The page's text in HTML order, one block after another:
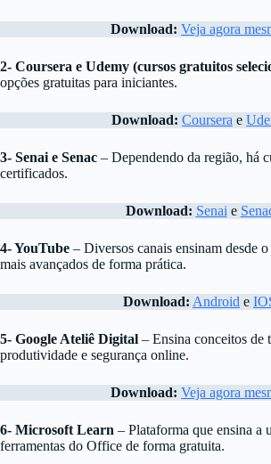
Download: Veja agora
2- Coursera e Udemy (cursos gratuitos
opções gratuitas para iniciantes.
Download: Coursera e
3- Senai e Senac – Dependendo da região, há
certificados.
Download: Senai e
4- YouTube – Diversos canais ensinam desde
mais avançados de forma prática.
Download: Android e
5- Google Ateliê Digital – Ensina conceitos de
produtividade e segurança online.
Download: Veja agora
6- Microsoft Learn – Plataforma que ensina a
ferramentas do Office de forma gratuita.